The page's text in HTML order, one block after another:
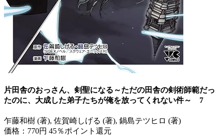
片田舎のおっさん、剣聖になる～ただの田舎の剣術師範だっ
たのに、大成した弟子たちが俺を放ってくれない件～ 7
乍藤和樹 (著), 佐賀崎しげる (著), 鍋島テツヒロ (著)
価格：770円 45％ポイント還元